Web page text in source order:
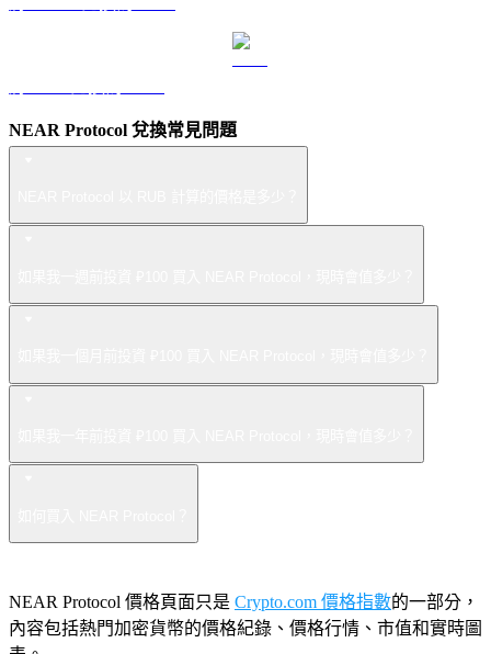
NEAR Protocol 兌換常見問題
NEAR Protocol 價格頁面只是 Crypto.com 價格指數的一部分，
內容包括熱門加密貨幣的價格紀錄、價格行情、市值和實時圖